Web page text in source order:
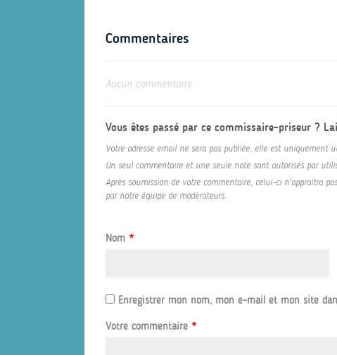
Commentaires
Aucun commentaire.
Vous êtes passé par ce commissaire-priseur ?
Votre adresse email ne sera pas publiée, elle est uniquement
Un seul commentaire et une seule note sont autorisés par
Après soumission de votre commentaire, celui-ci n'appraitra
par notre équipe de modérateurs.
Nom *
Enregistrer mon nom, mon e-mail et mon site
Votre commentaire *